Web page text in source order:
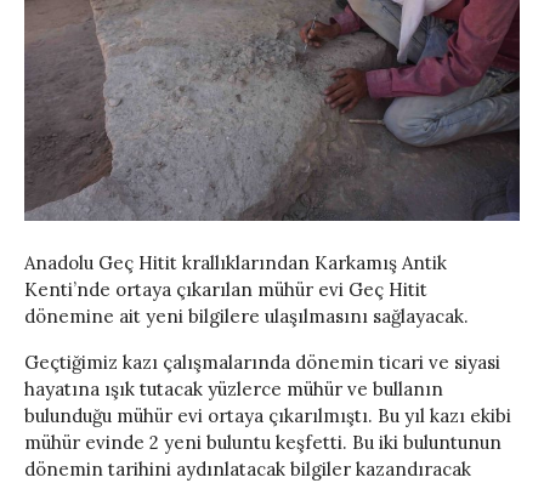
Anadolu Geç Hitit krallıklarından Karkamış Antik
Kenti’nde ortaya çıkarılan mühür evi Geç Hitit
dönemine ait yeni bilgilere ulaşılmasını sağlayacak.
Geçtiğimiz kazı çalışmalarında dönemin ticari ve siyasi
hayatına ışık tutacak yüzlerce mühür ve bullanın
bulunduğu mühür evi ortaya çıkarılmıştı. Bu yıl kazı ekibi
mühür evinde 2 yeni buluntu keşfetti. Bu iki buluntunun
dönemin tarihini aydınlatacak bilgiler kazandıracak